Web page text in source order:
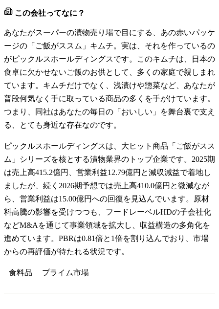
この会社ってなに？
あなたがスーパーの漬物売り場で目にする、あの赤いパッケ
ージの「ご飯がススム」キムチ。実は、それを作っているの
がピックルスホールディングスです。このキムチは、日本の
食卓に欠かせないご飯のお供として、多くの家庭で親しまれ
ています。キムチだけでなく、浅漬けや惣菜など、あなたが
普段何気なく手に取っている商品の多くを手がけています。
つまり、同社はあなたの毎日の「おいしい」を舞台裏で支え
る、とても身近な存在なのです。
ピックルスホールディングスは、大ヒット商品「ご飯がスス
ム」シリーズを核とする漬物業界のトップ企業です。2025期
は売上高415.2億円、営業利益12.79億円と減収減益で着地し
ましたが、続く2026期予想では売上高410.0億円と微減なが
ら、営業利益は15.00億円への回復を見込んでいます。原材
料高騰の影響を受けつつも、フードレーベルHDの子会社化
などM&Aを通じて事業領域を拡大し、収益構造の多角化を
進めています。PBRは0.81倍と1倍を割り込んでおり、市場
からの再評価が待たれる状況です。
食料品 プライム市場